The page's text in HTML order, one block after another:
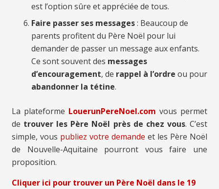
est l’option sûre et appréciée de tous.
Faire passer ses messages: Beaucoup de
parents profitent du Père Noël pour lui
demander de passer un message aux enfants.
Ce sont souvent des messages
d’encouragement, de rappel à l’ordre ou pour
abandonner la tétine.
La plateforme LouerunPereNoel.com vous permet
de trouver les Père Noël près de chez vous. C’est
simple, vous publiez votre demande et les Père Noël
de Nouvelle-Aquitaine pourront vous faire une
proposition.
Cliquer ici pour trouver un Père Noël dans le 19